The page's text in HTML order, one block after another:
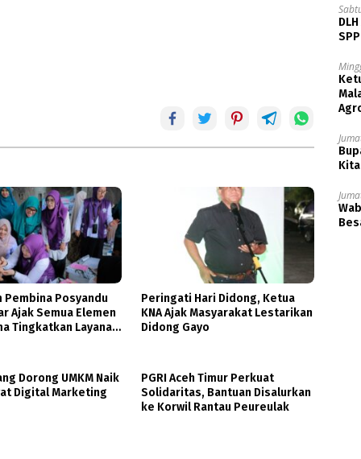
Pembina Posyandu
Ajak Semua Elemen
Tingkatkan Layanan
Peringati Hari Didong, Ketua
KNA Ajak Masyarakat Lestarikan
Didong Gayo
Dorong UMKM Naik
Digital Marketing
PGRI Aceh Timur Perkuat
Solidaritas, Bantuan Disalurkan
ke Korwil Rantau Peureulak